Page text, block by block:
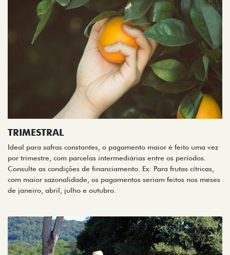
TRIMESTRAL
Ideal para safras constantes, o pagamento maior é feito uma vez
por trimestre, com parcelas intermediárias entre os períodos.
Consulte as condições de financiamento. Ex: Para frutas cítricas,
com maior sazonalidade, os pagamentos seriam feitos nos meses
de janeiro, abril, julho e outubro.